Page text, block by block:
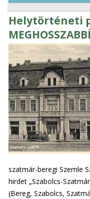
Helytörténeti
szatmár-beregi Szemle
hirdet „Szabolcs-
(Bereg, Szabolcs,